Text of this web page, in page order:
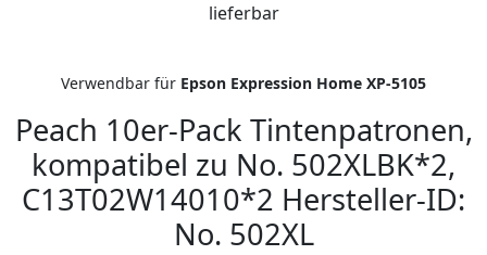
lieferbar
Verwendbar für Epson Expression Home XP-5105
Peach 10er-Pack Tintenpatronen,
kompatibel zu No. 502XLBK*2,
C13T02W14010*2 Hersteller-ID:
No. 502XL